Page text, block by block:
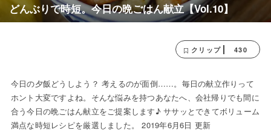
どんぶりで時短。今日の晩ごはん献立【Vol.10】
クリップ 430
今日の夕飯どうしよう？ 考えるのが面倒……。毎日の献立作りって
ホント大変ですよね。そんな悩みを持つあなたへ、会社帰りでも間に
合う今日の晩ごはん献立をご提案します♪ ササッとできてボリューム
満点な時短レシピを厳選しました。 2019年6月6日 更新